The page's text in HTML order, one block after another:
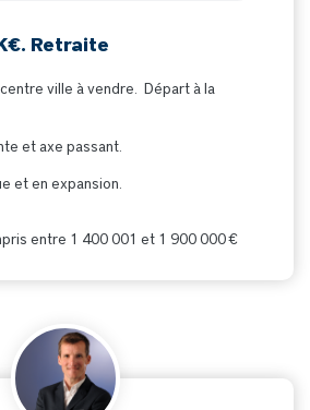
Retraite
ville à vendre. Départ à la
et axe passant.
et en expansion.
entre 1 400 001 et 1 900 000 €